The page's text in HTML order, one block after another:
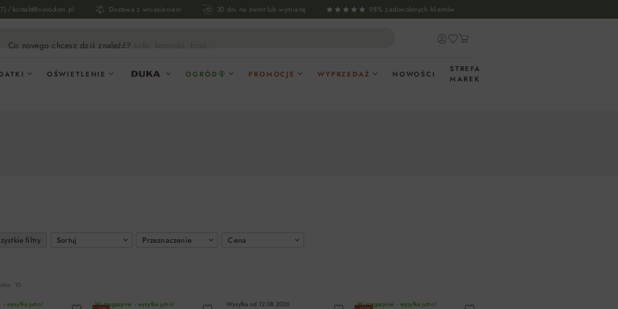
/ kontakt@novodom.pl Dostawa z wniesieniem 30 dni na zwrot lub wymianę 98% zadowolonych klientów
Co novego chcesz dziś znaleźć? sofa, komoda, fotel...
OŚWIETLENIE OGRÓD PROMOCJE WYPRZEDAŻ NOWOŚCI
STREFA
MAREK
filtry Cena
Sortuj Przeznaczenie
10
wysyłka jutro! W magazynie - wysyłka jutro! Wysyłka od 12.08.2026 W magazynie - wysyłka jutro!